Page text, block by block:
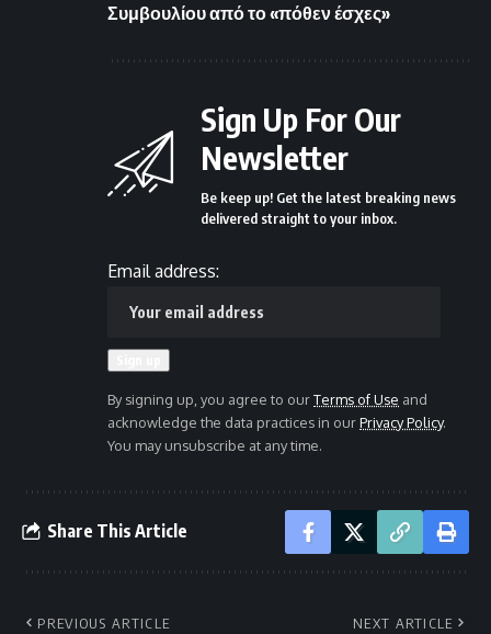
Συμβουλίου από το «πόθεν έσχες»
Sign Up For Our
Newsletter
Be keep up! Get the latest breaking news
delivered straight to your inbox.
Email address:
By signing up, you agree to ourTerms of Use and
acknowledge the data practices in ourPrivacy Policy.
You may unsubscribe at any time.
Share This Article
PREVIOUS ARTICLE NEXT ARTICLE